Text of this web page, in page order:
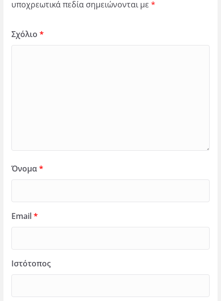
υποχρεωτικά πεδία σημειώνονται με *
Σχόλιο *
Όνομα*
Email*
Ιστότοπος